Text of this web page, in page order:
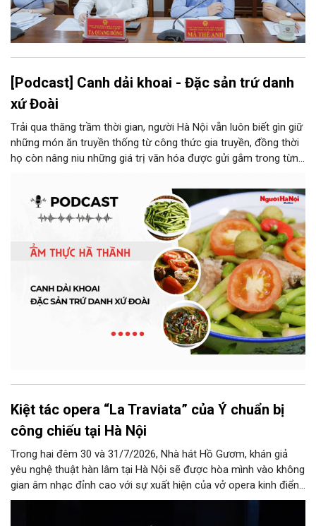
[Podcast] Canh dải khoai - Đặc sản trứ danh
xứ Đoài
Trải qua thăng trầm thời gian, người Hà Nội vẫn luôn biết gìn giữ
những món ăn truyền thống từ công thức gia truyền, đồng thời
họ còn nâng niu những giá trị văn hóa được gửi gắm trong từng
thức. Và canh dải khoai là một món ăn như thế.
Kiệt tác opera “La Traviata” của Ý chuẩn bị
công chiếu tại Hà Nội
Trong hai đêm 30 và 31/7/2026, Nhà hát Hồ Gươm, khán giả
yêu nghệ thuật hàn lâm tại Hà Nội sẽ được hòa mình vào không
gian âm nhạc đỉnh cao với sự xuất hiện của vở opera kinh điển
“La Traviata”.